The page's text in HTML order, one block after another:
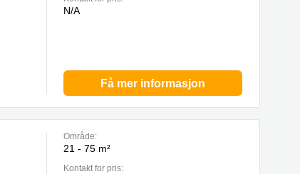
N/A
Få mer informasjon
Område:
21 - 75 m²
Kontakt for pris: